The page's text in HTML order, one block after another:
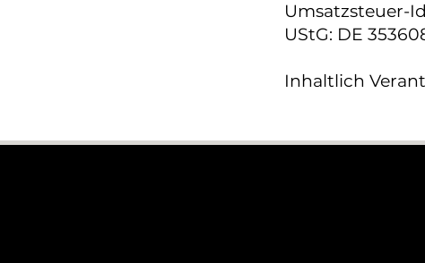
Umsatzsteuer-
UStG: DE
Inhaltlich